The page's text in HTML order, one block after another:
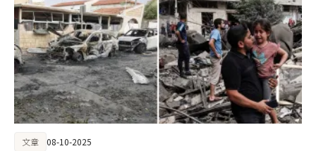
文章 08-10-2025